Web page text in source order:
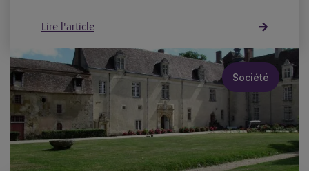
Lire l'article
Société